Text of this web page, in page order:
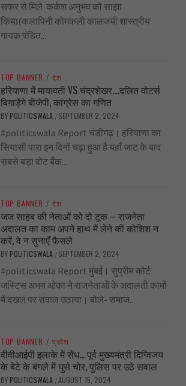
सफर से मिले कर्कश अनुभव को साझा
किया(कलापिनी कोमकली कालजयी शास्त्रीय
गायक पंडित...
TOP BANNER / देश
हरियाणा में मायावती VS चंद्रशेखर….दलित वोटर्स
बिगाड़ेंगे बीजेपी, कांग्रेस का गणित
BY POLITICSWALA / SEPTEMBER 2, 2024
#politicswala Report चंडीगढ़। हरियाणा का
सियासी पारा इन दिनों चढ़ा हुआ है यहाँ जाट के बाद
सबसे बड़ा वोट बैंक...
TOP BANNER / देश
जज साहब की नेताओं को दो टूक – राजनेता
अदालत का काम अपने हाथ में लेने की कोशिश न
करें, वे न सुनाएँ फैसले
BY POLITICSWALA / SEPTEMBER 2, 2024
#politicswala Report मुंबई। सुप्रीम कोर्ट
जस्टिस अभय ओका ने राजनेताओं के अदालती कामों
में दखल पर सवाल उठाया। बोले- समाज...
TOP BANNER / प्रदेश
वीवीआईपी इलाके में सेंध… पूर्व मुख्यमंत्री दिग्विजय
के बेटे के बंगले में घुसे चोर, पुलिस पर उठे सवाल
BY POLITICSWALA /AUGUST 15, 2024